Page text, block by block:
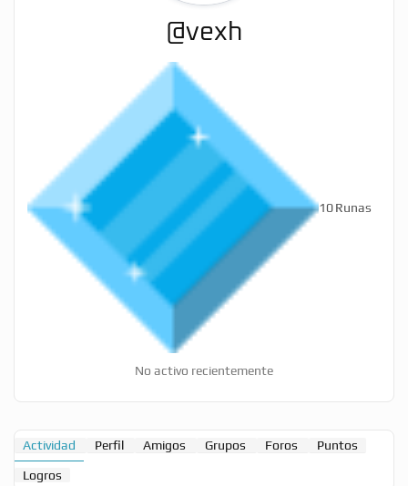
@vexh
10Runas
No activo recientemente
Actividad Perfil Amigos Grupos Foros Puntos
Logros